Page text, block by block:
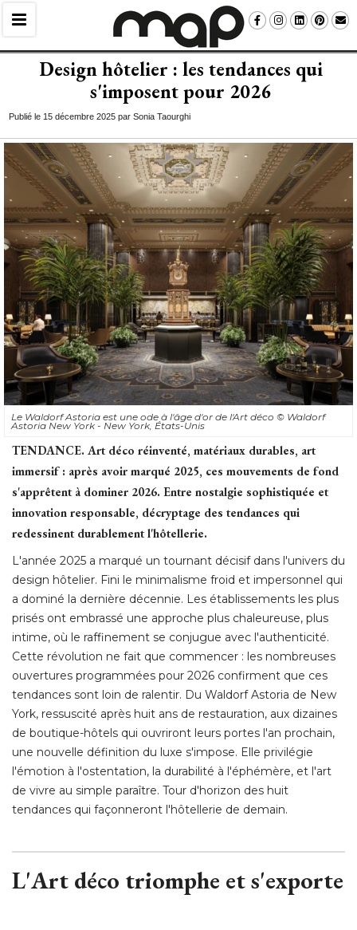
Design hôtelier : les tendances qui
s'imposent pour 2026
Publié le 15 décembre 2025 par Sonia Taourghi
Le Waldorf Astoria est une ode à l'âge d'or de l'Art déco © Waldorf
Astoria New York - New York, États-Unis
TENDANCE. Art déco réinventé, matériaux durables, art
immersif : après avoir marqué 2025, ces mouvements de fond
s'apprêtent à dominer 2026. Entre nostalgie sophistiquée et
innovation responsable, décryptage des tendances qui
redessinent durablement l'hôtellerie.
L'année 2025 a marqué un tournant décisif dans l'univers du
design hôtelier. Fini le minimalisme froid et impersonnel qui
a dominé la dernière décennie. Les établissements les plus
prisés ont embrassé une approche plus chaleureuse, plus
intime, où le raffinement se conjugue avec l'authenticité.
Cette révolution ne fait que commencer : les nombreuses
ouvertures programmées pour 2026 confirment que ces
tendances sont loin de ralentir. Du Waldorf Astoria de New
York, ressuscité après huit ans de restauration, aux dizaines
de boutique-hôtels qui ouvriront leurs portes l'an prochain,
une nouvelle définition du luxe s'impose. Elle privilégie
l'émotion à l'ostentation, la durabilité à l'éphémère, et l'art
de vivre au simple paraître. Tour d'horizon des huit
tendances qui façonneront l'hôtellerie de demain.
L'Art déco triomphe et s'exporte